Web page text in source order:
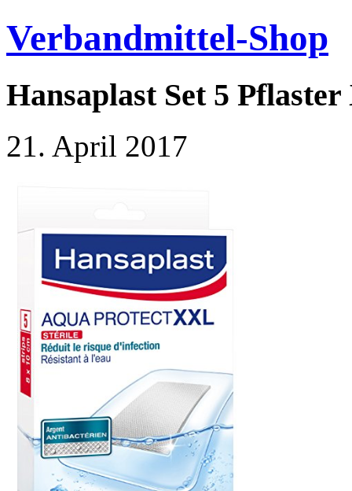
Verbandmittel-Shop
Hansaplast Set 5
21. April 2017